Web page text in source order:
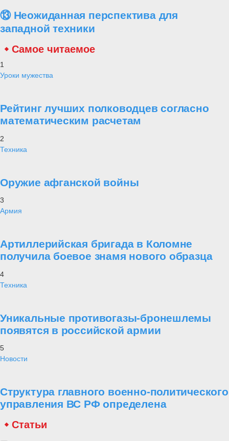
⑬ Неожиданная перспектива для
западной техники
Самое читаемое
1
Уроки мужества
Рейтинг лучших полководцев согласно
математическим расчетам
2
Техника
Оружие афганской войны
3
Армия
Артиллерийская бригада в Коломне
получила боевое знамя нового образца
4
Техника
Уникальные противогазы-бронешлемы
появятся в российской армии
5
Новости
Структура главного военно-политического
управления ВС РФ определена
Статьи